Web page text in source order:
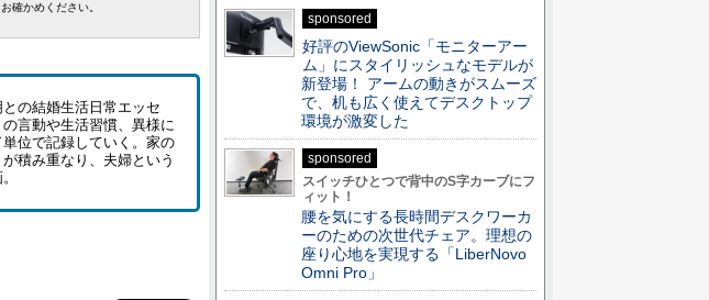
確かめください。
の結婚生活日常エッセ
言動や生活習慣、異様に
位で記録していく。家の
積み重なり、夫婦という
sponsored
好評のViewSonic「モニターアー
ム」にスタイリッシュなモデルが
新登場！ アームの動きがスムーズ
で、机も広く使えてデスクトップ
環境が激変した
sponsored
スイッチひとつで背中のS字カーブにフ
ィット！
腰を気にする長時間デスクワーカ
ーのための次世代チェア。理想の
座り心地を実現する「LiberNovo
Omni Pro」